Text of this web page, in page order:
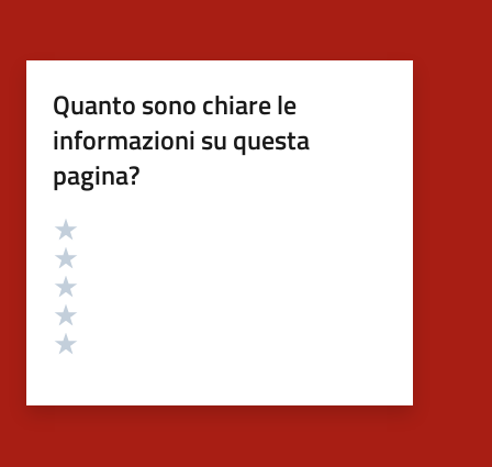
Quanto sono chiare le
informazioni su questa
pagina?
Valutazione